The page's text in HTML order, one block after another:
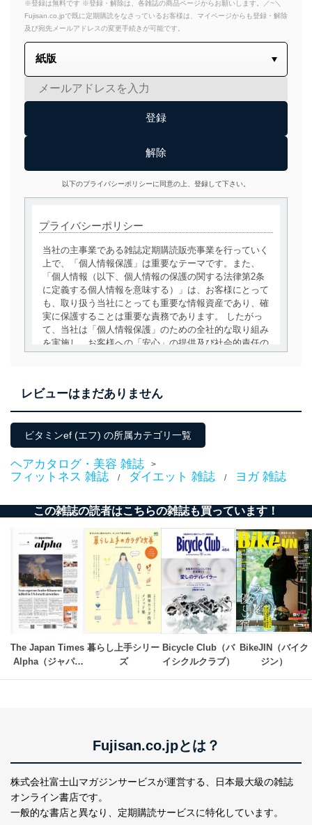
※登録は無料です ※登録・解除は、各雑誌の商品ページからお願いします。／~＼
Fujisan.co.jpで既に定期購読をなさっているお客様は、マイページからも登録・解除
及び宛先メールアドレスの変更手続きが可能です。
以下のプライバシーポリシーに同意の上、登録して下さい。
プライバシーポリシー
当社の主事業である雑誌定期購読販売事業を行っていく
上で、「個人情報保護」は重要なテーマです。また、
「個人情報（以下、個人情報の保護の関する法律第2条
に定義する個人情報を意味する）」は、お客様にとって
も、取り扱う当社にとっても重要な情報資産であり、確
実に保護することは重要な責務であります。 したがっ
て、当社は「個人情報保護」のための全社的な取り組み
を実施し、お客様への「安心」の提供及び社会的責任の
達成に必要な範囲内で適法かつ公正な手段によって取
得・利用・提供を行います。また、当社が保有している
個人情報は、同意を得ずに目的外利用、第三者への提
供・開示は行いません。当社においてはこれらの取り組
みを確実にするため、従業者等の教育を徹底してまいり
措置を講じます。
法令遵守
当社は、個人情報に関連する法令、国が定める指針及び
その他の規範を遵守します。また、当社の管理の仕組み
に、これらの法令及びその他の規範を常に適合させま
す。
個人情報の安全管理措置
当社は、個人情報の正確性及び安全性を確保するため
に、下記セキュリティ対策をはじめとする安全対策を実
施し、個人情報の漏えい、滅失またはき損の防止及び是
機器を取り扱う従業者を明確化し、 個人データへ
の不要なアクセスを防止しています。
アクセス者の識別と認証
機器に標準装備されているユーザー制御機能（ユ
ーザーアカウント制御）により、個人情報データ
ベース等を取り扱う情報システムを使用する従業
レビューはまだありません
ビタミンef (エフ) の所属カテゴリ一覧
ヘアカタログ・美容 雑誌 >
フィットネス 雑誌 / ダイエット 雑誌 / ヨガ 雑誌
この雑誌の読者はこちらの雑誌も買っています！
The Japan Times
Alpha（ジャパン
暮らし上手シリー
ズ
Bicycle Club（バ
イシクルクラブ）
BikeJIN（バイク
ジン）
Fujisan.co.jpとは？
株式会社富士山マガジンサービスが運営する、
日本最大級の雑誌
オンライン書店です。
一般的な書店と異なり、 定期購読サービスに特化しています。